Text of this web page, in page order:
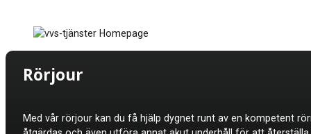
Rörjour
Med vår rörjour kan du få hjälp dygnet runt av en kompetent